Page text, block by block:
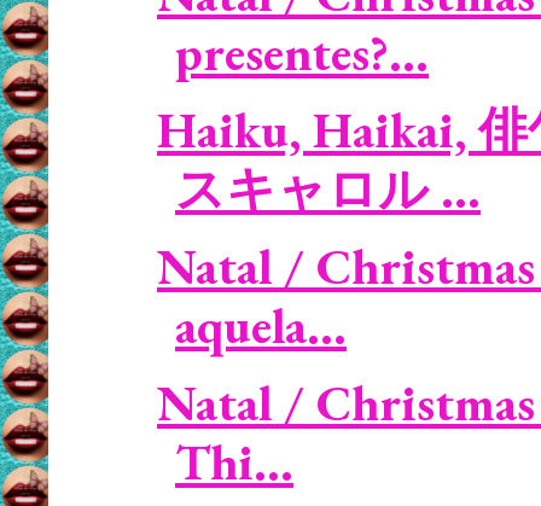
presentes?...
Haiku, Haikai, 俳
スキャロル ...
Natal /
aquela...
Natal /
Thi...